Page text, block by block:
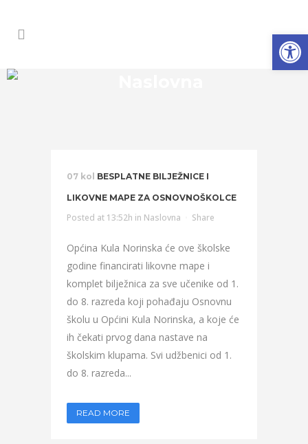
07 kol BESPLATNE BILJEŽNICE I
LIKOVNE MAPE ZA OSNOVNOŠKOLCE
Posted at 13:52h in Naslovna Share
Općina Kula Norinska će ove školske
godine financirati likovne mape i
komplet bilježnica za sve učenike od 1.
do 8. razreda koji pohađaju Osnovnu
školu u Općini Kula Norinska, a koje će
ih čekati prvog dana nastave na
školskim klupama. Svi udžbenici od 1.
do 8. razreda...
READ MORE